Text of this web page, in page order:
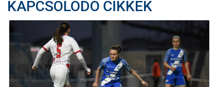
KAPCSOLÓDÓ CIKKEK